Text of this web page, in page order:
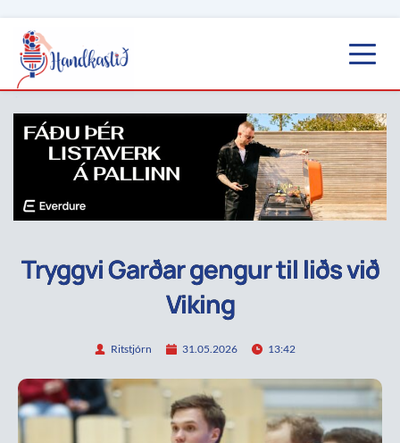
Tryggvi Garðar gengur til liðs við
Viking
Ritstjórn 31.05.2026 13:42